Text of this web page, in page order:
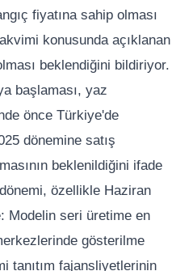
fiyatına sahip olması
konusunda açıklanan
beklendiğini bildiriyor.
başlaması, yaz
önce Türkiye'de
dönemine satış
beklenildiğini ifade
özellikle Haziran
Modelin seri üretime en
gösterilme
tanıtım fajansliyetlerinin